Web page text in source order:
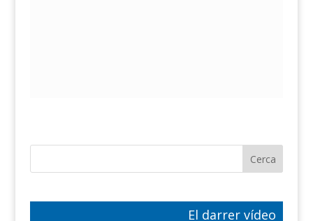
El darrer vídeo